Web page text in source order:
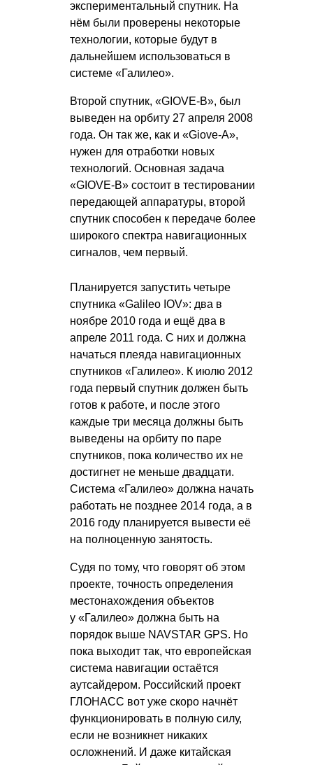
экспериментальный спутник. На
нём были проверены некоторые
технологии, которые будут в
дальнейшем использоваться в
системе «Галилео».
Второй спутник, «GIOVE-B», был
выведен на орбиту 27 апреля 2008
года. Он так же, как и «Giove-A»,
нужен для отработки новых
технологий. Основная задача
«GIOVE-B» состоит в тестировании
передающей аппаратуры, второй
спутник способен к передаче более
широкого спектра навигационных
сигналов, чем первый.
Планируется запустить четыре
спутника «Galileo IOV»: два в
ноябре 2010 года и ещё два в
апреле 2011 года. С них и должна
начаться плеяда навигационных
спутников «Галилео». К июлю 2012
года первый спутник должен быть
готов к работе, и после этого
каждые три месяца должны быть
выведены на орбиту по паре
спутников, пока количество их не
достигнет не меньше двадцати.
Система «Галилео» должна начать
работать не позднее 2014 года, а в
2016 году планируется вывести её
на полноценную занятость.
Судя по тому, что говорят об этом
проекте, точность определения
местонахождения объектов
у «Галилео» должна быть на
порядок выше NAVSTAR GPS. Но
пока выходит так, что европейская
система навигации остаётся
аутсайдером. Российский проект
ГЛОНАСС вот уже скоро начнёт
функционировать в полную силу,
если не возникнет никаких
осложнений. И даже китайская